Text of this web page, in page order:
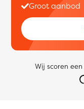
Groot aanbod
Wij scoren een